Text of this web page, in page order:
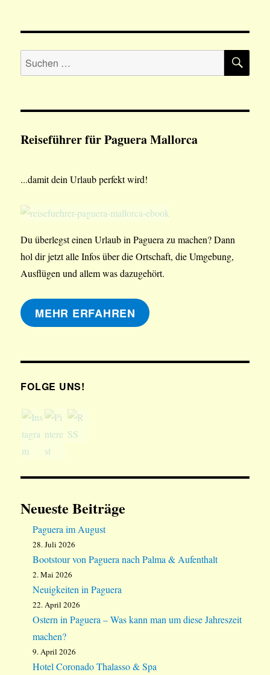
Suchen
nach:
Reiseführer für Paguera Mallorca
...damit dein Urlaub perfekt wird!
Du überlegst einen Urlaub in Paguera zu machen? Dann
hol dir jetzt alle Infos über die Ortschaft, die Umgebung,
Ausflügen und allem was dazugehört.
MEHR ERFAHREN
FOLGE UNS!
Neueste Beiträge
Paguera im August
28. Juli 2026
Bootstour von Paguera nach Palma & Aufenthalt
2. Mai 2026
Neuigkeiten in Paguera
22. April 2026
Ostern in Paguera – Was kann man um diese Jahreszeit
machen?
9. April 2026
Hotel Coronado Thalasso & Spa